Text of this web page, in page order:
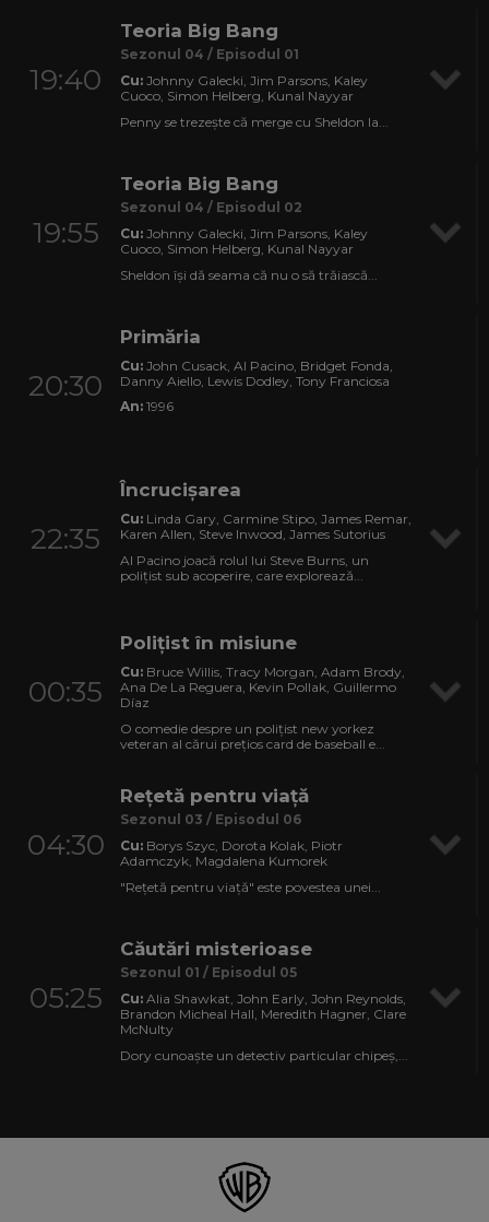
19:40
Teoria Big Bang
Sezonul 04 / Episodul 01
Cu: Johnny Galecki, Jim Parsons, Kaley
Cuoco, Simon Helberg, Kunal Nayyar
Penny se trezește că merge cu Sheldon la...
19:55
Teoria Big Bang
Sezonul 04 / Episodul 02
Cu: Johnny Galecki, Jim Parsons, Kaley
Cuoco, Simon Helberg, Kunal Nayyar
Sheldon își dă seama că nu o să trăiască...
20:30
Primăria
Cu: John Cusack, Al Pacino, Bridget Fonda,
Danny Aiello, Lewis Dodley, Tony Franciosa
An: 1996
22:35
Încrucișarea
Cu: Linda Gary, Carmine Stipo, James Remar,
Karen Allen, Steve Inwood, James Sutorius
Al Pacino joacă rolul lui Steve Burns, un
polițist sub acoperire, care explorează...
00:35
Polițist în misiune
Cu: Bruce Willis, Tracy Morgan, Adam Brody,
Ana De La Reguera, Kevin Pollak, Guillermo
Díaz
O comedie despre un polițist new yorkez
veteran al cărui prețios card de baseball e...
04:30
Reţetă pentru viaţă
Sezonul 03 / Episodul 06
Cu: Borys Szyc, Dorota Kolak, Piotr
Adamczyk, Magdalena Kumorek
"Reţetă pentru viaţă" este povestea unei...
05:25
Căutări misterioase
Sezonul 01 / Episodul 05
Cu: Alia Shawkat, John Early, John Reynolds,
Brandon Micheal Hall, Meredith Hagner, Clare
McNulty
Dory cunoaşte un detectiv particular chipeş,...